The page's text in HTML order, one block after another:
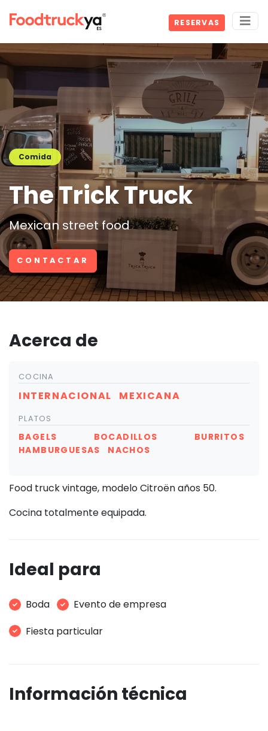
RESERVAS
Comida
The Trick Truck
Mexican street food
CONTACTAR
Acerca de
COCINA
INTERNACIONAL MEXICANA
PLATOS
BAGELS BOCADILLOS
BURRITOS
HAMBURGUESAS
NACHOS
Food truck vintage, modelo Citroën años 50.
Cocina totalmente equipada.
Ideal para
Boda
Evento de empresa
Fiesta particular
Información técnica